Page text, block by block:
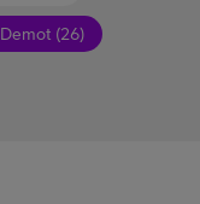
Demot (26)